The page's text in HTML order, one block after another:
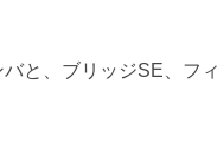
バと、ブリッジSE、フ